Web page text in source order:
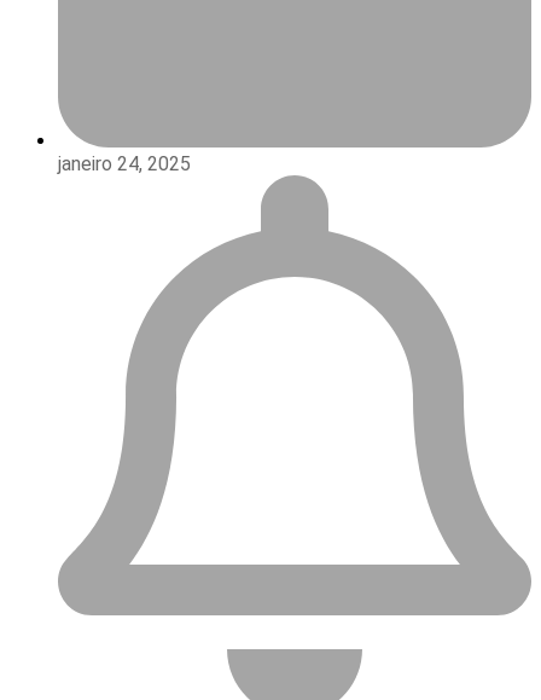
janeiro 24, 2025